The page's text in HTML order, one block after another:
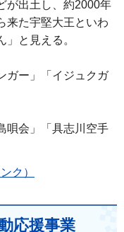
が出土し、約2000年
来た宇堅大王といわ
と見える。
ガー」「イジュクガ
唄会」「具志川空手
ク）
応援事業